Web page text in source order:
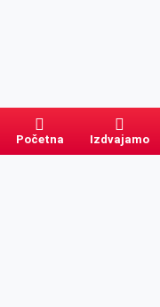
Početna Izdvajamo